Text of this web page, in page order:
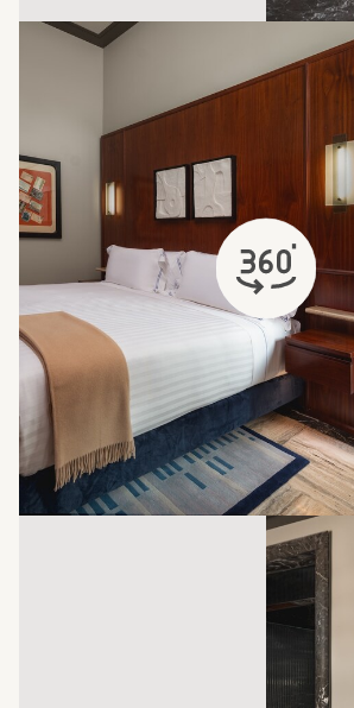
открывается в новой вкладке